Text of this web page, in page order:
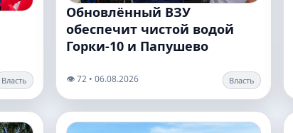
Власть
Обновлённый ВЗУ
обеспечит чистой водой
Горки‑10 и Папушево
👁️ 72 • 06.08.2026 Власть